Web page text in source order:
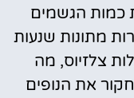
כמות הגשמים
מתונות שנעות
24 עד 29 מעלות צלזיוס, מה
את הנופים